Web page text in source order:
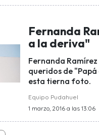
Fernanda
a la deriva"
Fernanda
queridos de
esta tierna foto.
Equipo Pudahuel
1 marzo, 2016 a las 13:06